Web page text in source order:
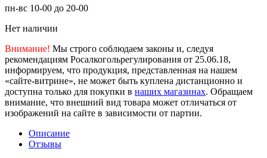
пн-вс 10-00 до 20-00
Нет наличии
Внимание! Мы строго соблюдаем законы и, следуя
рекомендациям Росалкогольрегулирования от 25.06.18,
информируем, что продукция, представленная на нашем
«сайте-витрине», не может быть куплена дистанционно и
доступна только для покупки в наших магазинах. Обращаем
внимание, что внешний вид товара может отличаться от
изображений на сайте в зависимости от партии.
Описание
Отзывы